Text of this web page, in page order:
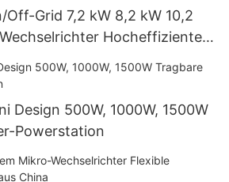
Off-Grid 7,2 kW 8,2 kW 10,2
Hocheffizienter
für Zuhause
Design 500W, 1000W, 1500W
Powerstation